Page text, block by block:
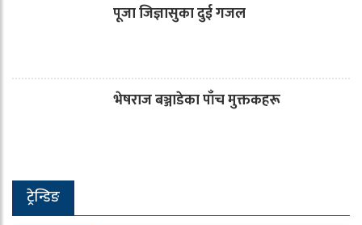
पूजा जिज्ञासुका दुई गजल
भेषराज बञ्जाडेका पाँच मुक्तकहरू
ट्रेन्डिङ